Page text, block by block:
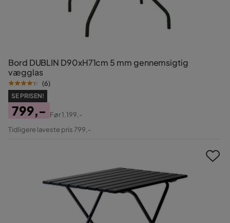
Bord DUBLIN D90xH71cm 5 mm gennemsigtig
vægglas
(6)
SE PRISEN!
Pris
799,-
Original
Før1.199,-
Tidligere laveste pris 799,-